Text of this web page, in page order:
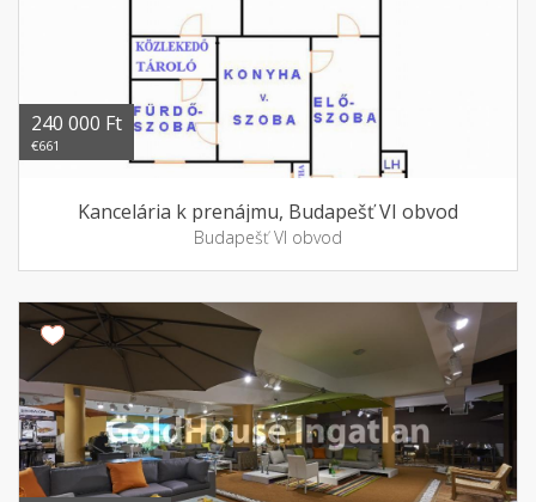
240 000 Ft
€661
Kancelária k prenájmu, Budapešť VI obvod
Budapešť VI obvod